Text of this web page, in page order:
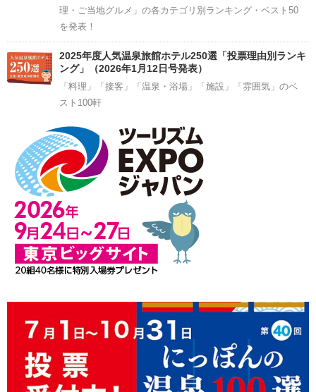
理・ご当地グルメ」の各カテゴリ別ランキング・ベスト50
を発表！
2025年度人気温泉旅館ホテル250選「投票理由別ランキ
ング」（2026年1月12日号発表）
「料理」「接客」「温泉・浴場」「施設」「雰囲気」のベ
スト100軒